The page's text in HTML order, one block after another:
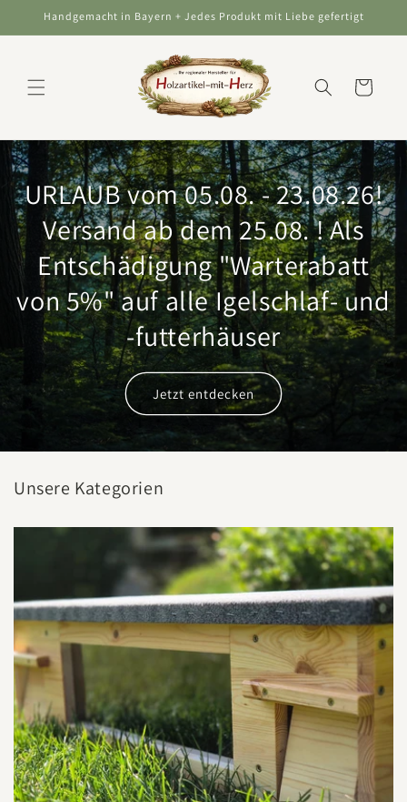
zum
Inhalt
Handgemacht in Bayern + Jedes Produkt mit Liebe gefertigt
Warenkorb
URLAUB vom 05.08. - 23.08.26!
Versand ab dem 25.08. ! Als
Entschädigung "Warterabatt
von 5%" auf alle Igelschlaf- und
-futterhäuser
Jetzt entdecken
Unsere Kategorien